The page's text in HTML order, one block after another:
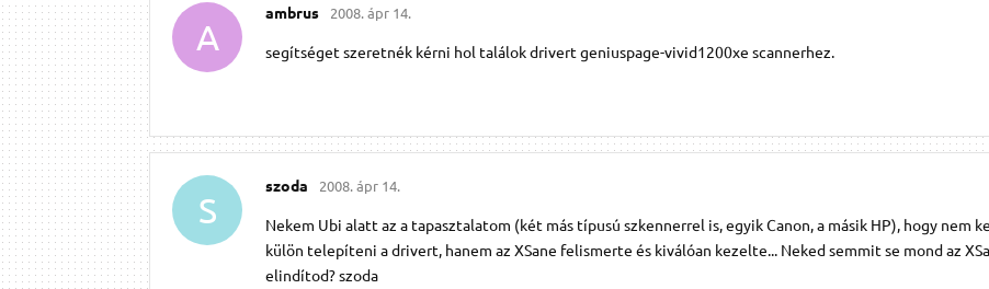
A
ambrus 2008. ápr 14.
segítséget szeretnék kérni hol találok drivert geniuspage-vivid1200xe scannerhez.
S
szoda 2008. ápr 14.
Nekem Ubi alatt az a tapasztalatom (két más típusú szkennerrel is, egyik Canon, a másik HP), hogy nem
külön telepíteni a drivert, hanem az XSane felismerte és kiválóan kezelte... Neked semmit se mond az
elindítod? szoda